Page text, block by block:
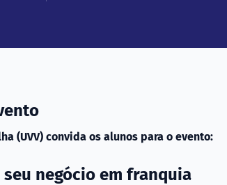
(UVV) convida os alunos para o evento:
negócio em franquia